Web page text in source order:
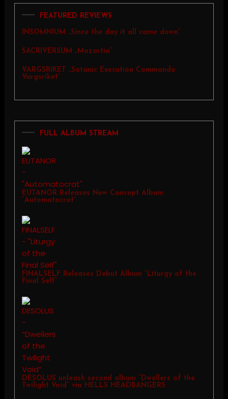
FEATURED REVIEWS
INSOMNIUM „Since the day it all came down”
SACRIVERSUM „Mozartia”
VARGSRIKET „Satanic Execution Commando
Vargsriket”
FULL ALBUM STREAM
EUTANOR Releases New Concept Album
“Automatocrat”
FINALSELF Releases Debut Album “Liturgy of the
Final Self”
DESOLUS unleash second album “Dwellers of the
Twilight Void” via HELLS HEADBANGERS